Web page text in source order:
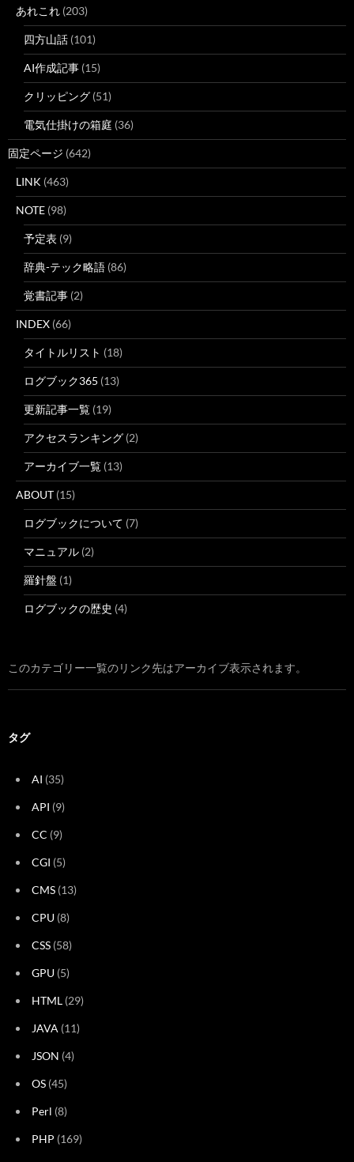
あれこれ (203)
四方山話 (101)
AI作成記事 (15)
クリッピング (51)
電気仕掛けの箱庭 (36)
固定ページ (642)
LINK (463)
NOTE (98)
予定表 (9)
辞典-テック略語 (86)
覚書記事 (2)
INDEX (66)
タイトルリスト (18)
ログブック365 (13)
更新記事一覧 (19)
アクセスランキング (2)
アーカイブ一覧 (13)
ABOUT (15)
ログブックについて (7)
マニュアル (2)
羅針盤 (1)
ログブックの歴史 (4)
このカテゴリー一覧のリンク先はアーカイブ表示されます。
タグ
AI (35)
API (9)
CC (9)
CGI (5)
CMS (13)
CPU (8)
CSS (58)
GPU (5)
HTML (29)
JAVA (11)
JSON (4)
OS (45)
Perl (8)
PHP (169)